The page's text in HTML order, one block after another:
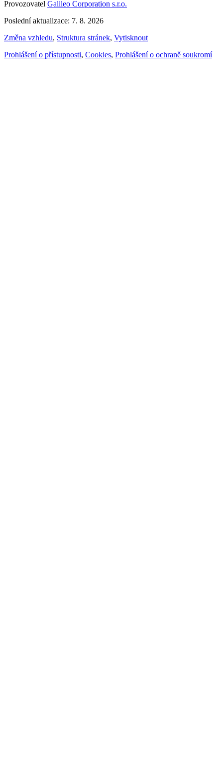
Provozovatel Galileo Corporation s.r.o.
Poslední aktualizace: 7. 8. 2026
Změna vzhledu, Struktura stránek, Vytisknout
Prohlášení o přístupnosti, Cookies, Prohlášení o ochraně soukromí